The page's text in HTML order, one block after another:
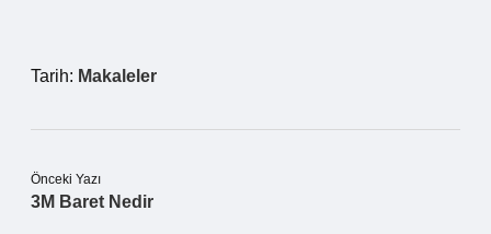
Tarih: Makaleler
Önceki Yazı
3M Baret Nedir